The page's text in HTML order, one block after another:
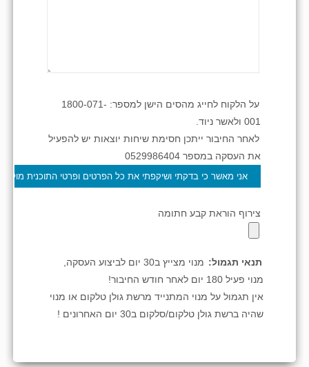
על הלקוח לחייג מהסים הישן למספר: 1800-071-
001 ולאשר ניוד.
לאחר החיבור ייתכן חסימת שיחות יוצאות יש להפעיל
את העסקה במספר 0529986404
צירוף הוראת קבע חתומה
תנאי תגמול:
מנוי מצייץ ב30 יום לביצוע העסקה,
מנוי פעיל 180 יום לאחר חודש החיבור!
אין תגמול על מנוי המתנייד מרשת גולן טלקום או מנוי
שהיה ברשת גולן טלקום/סלקום ב30 יום האחרונים !